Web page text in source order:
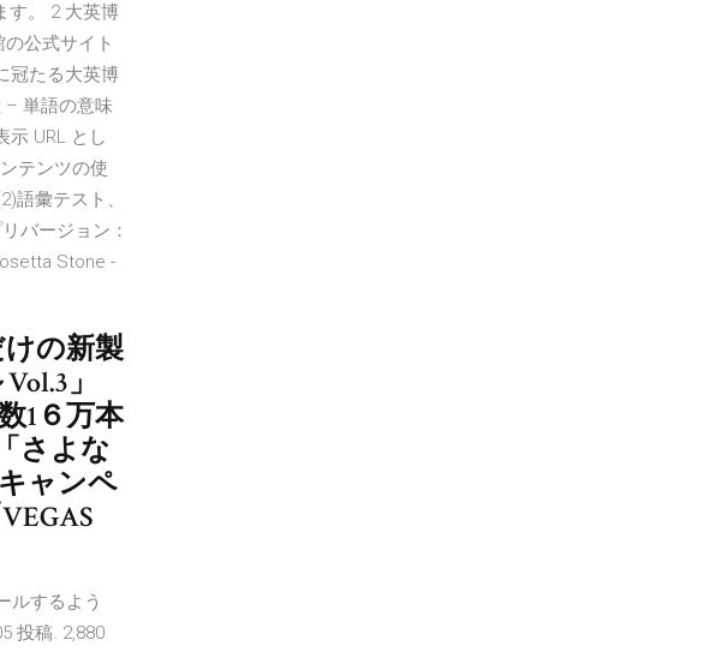
す。 2 大英博
公式サイト
冠たる大英博
– 単語の意味
URL とし
テンツの使
語彙テスト、
バージョン：
Stone -
の新製
」
1６万本
さよな
ャンペ
ルするよう
投稿. 2,880